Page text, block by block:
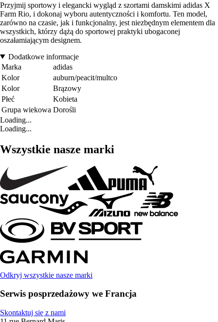
Przyjmij sportowy i elegancki wygląd z szortami damskimi adidas X
Farm Rio, i dokonaj wyboru autentyczności i komfortu. Ten model,
zarówno na czasie, jak i funkcjonalny, jest niezbędnym elementem dla
wszystkich, którzy dążą do sportowej praktyki ubogaconej
oszałamiającym designem.
Dodatkowe informacje
Marka
adidas
Kolor
auburn/peacit/multco
Kolor
Brązowy
Płeć
Kobieta
Grupa wiekowa Dorośli
Loading...
Loading...
Wszystkie nasze marki
Odkryj wszystkie nasze marki
Serwis posprzedażowy we Francja
Skontaktuj się z nami